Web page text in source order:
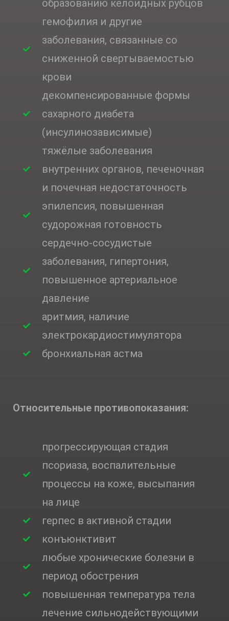
образованию келоидных рубцов
гемофилия и другие
заболевания, связанные со
сниженной свертываемостью
крови
декомпенсированные формы
сахарного диабета
(инсулинозависимые)
тяжёлые заболевания
внутренних органов, печеночная
и почечная недостаточность
эпилепсия, повышенная
судорожная готовность
сердечно-сосудистые
заболевания, гипертония,
повышенное артериальное
давление
аритмия, наличие
электрокардиостимулятора
бронхиальная астма
Относительные противопоказания:
прогрессирующая стадия
псориаза, воспалительные
процессы на коже, высыпания
на лице
герпес в активной стадии
конъюнктивит
любые хронические болезни в
период обострения
повышенная температура тела
лечение сильнодействующими